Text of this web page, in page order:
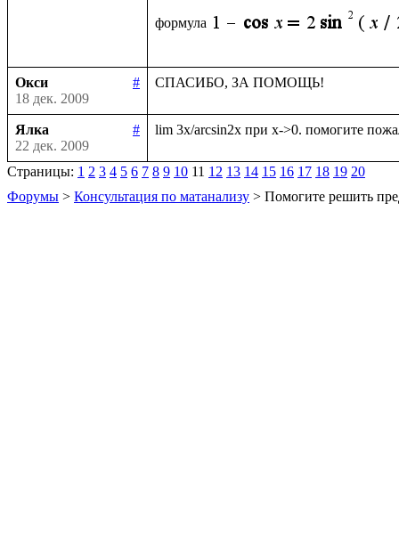
формула
Окси
#
18 дек. 2009
Ялка
#
22 дек. 2009
Страницы: 1 2 3 4 5 6 7 8 9 10 11 12 13 14 15 16 17 18 19 20
Форумы > Консультация по матанализу > Помогите решить